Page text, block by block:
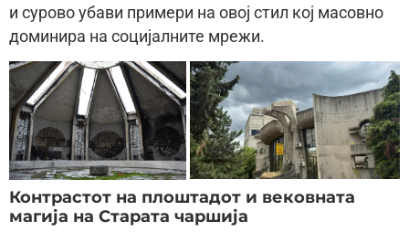
и сурово убави примери на овој стил кој масовно
доминира на социјалните мрежи.
Контрастот на плоштадот и вековната
магија на Старата чаршија